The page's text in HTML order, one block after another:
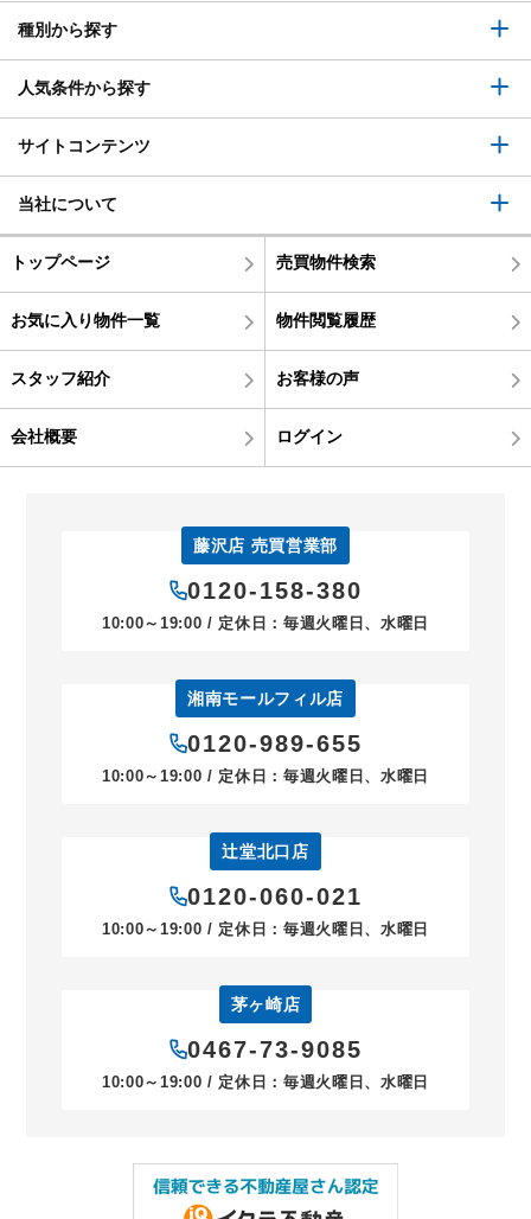
種別から探す
人気条件から探す
サイトコンテンツ
当社について
トップページ 売買物件検索
お気に入り物件一覧 物件閲覧履歴
スタッフ紹介 お客様の声
会社概要 ログイン
藤沢店 売買営業部
0120-158-380
10:00～19:00 / 定休日：毎週火曜日、水曜日
湘南モールフィル店
0120-989-655
10:00～19:00 / 定休日：毎週火曜日、水曜日
辻堂北口店
0120-060-021
10:00～19:00 / 定休日：毎週火曜日、水曜日
茅ヶ崎店
0467-73-9085
10:00～19:00 / 定休日：毎週火曜日、水曜日